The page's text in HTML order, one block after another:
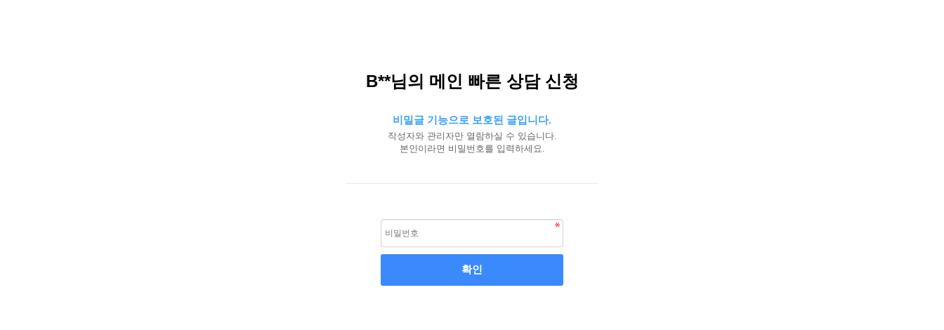
B**님의 메인 빠른 상담 신청
비밀글 기능으로 보호된 글입니다.
작성자와 관리자만 열람하실 수 있습니다.
본인이라면 비밀번호를 입력하세요.